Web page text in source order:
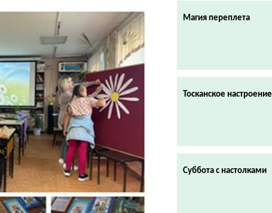
Магия переплета
Тосканское настроение
Суббота с настолками